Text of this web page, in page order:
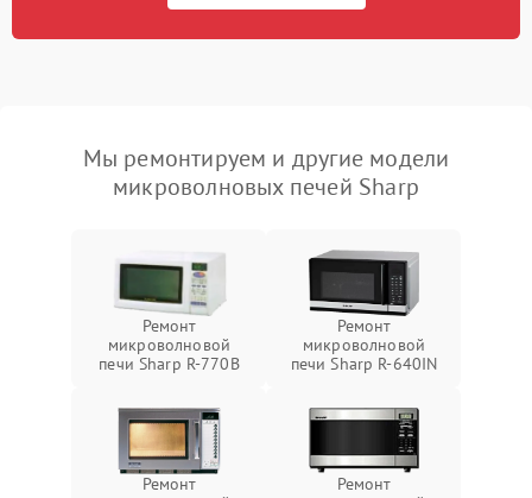
Мы ремонтируем и другие модели
микроволновых печей Sharp
Ремонт
микроволновой
печи Sharp R-770B
Ремонт
микроволновой
печи Sharp R-640IN
Ремонт
Ремонт